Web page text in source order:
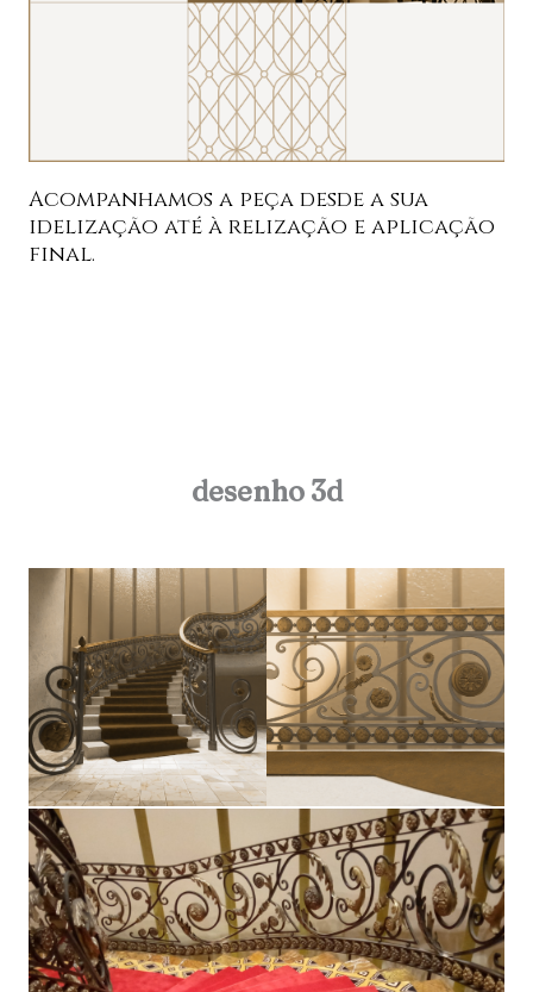
Acompanhamos a peça desde a sua
idelização até à relização e aplicação
final.
desenho 3d